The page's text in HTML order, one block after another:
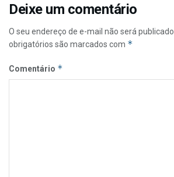
Deixe um comentário
O seu endereço de e-mail não será publicado.
obrigatórios são marcados com *
Comentário *